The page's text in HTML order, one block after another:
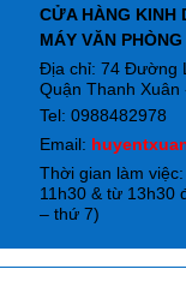
CỬA HÀNG KINH
MÁY VĂN PHÒNG
Địa chỉ: 74 Đường
Quận Thanh Xuân
Tel: 0988482978
Email:
Thời gian làm
11h30 & từ 13h30
– thứ 7)